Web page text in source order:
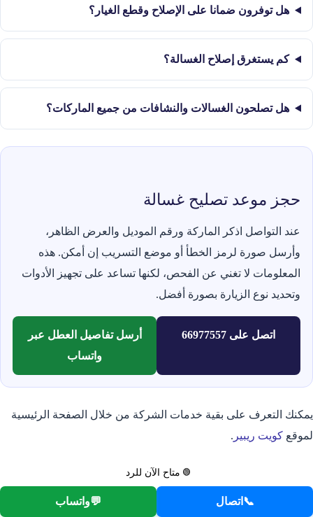
هل توفرون ضمانا على الإصلاح وقطع الغيار؟
كم يستغرق إصلاح الغسالة؟
هل تصلحون الغسالات والنشافات من جميع الماركات؟
حجز موعد تصليح غسالة
عند التواصل اذكر الماركة ورقم الموديل والعرض الظاهر،
وأرسل صورة لرمز الخطأ أو موضع التسريب إن أمكن. هذه
المعلومات لا تغني عن الفحص، لكنها تساعد على تجهيز الأدوات
وتحديد نوع الزيارة بصورة أفضل.
اتصل على 66977557
أرسل تفاصيل العطل عبر
واتساب
يمكنك التعرف على بقية خدمات الشركة من خلال الصفحة الرئيسية
لموقع كويت ريبير .
🟢 متاح الآن للرد
📞 اتصال 💬واتساب